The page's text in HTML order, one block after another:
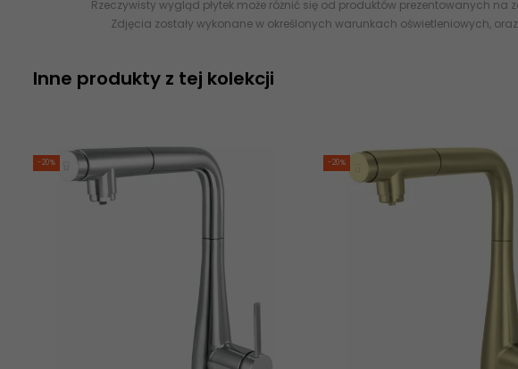
Rzeczywisty wygląd płytek może różnić się od produktów prezentowanych
Zdjęcia zostały wykonane w określonych warunkach oświetleniowych,
Inne produkty z tej kolekcji
-20% -20%